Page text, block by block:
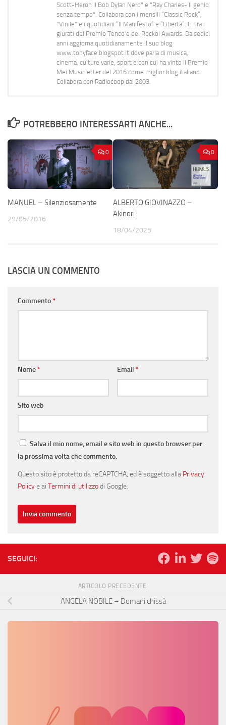
Scott-Heron Il Bob Dylan Nero" e "Ray Charles- Il genio
senza tempo". Collabora con i mensili “Classic Rock”,
"Vinile" e i quotidiani “Il Manifesto” e “Libertà”. E' tra i
giurati del Premio Tenco e del Rockol Awards. Da sedici
anni aggiorna quotidianamente il suo blog
www.tonyface.blogspot.it dove parla di musica,
cinema, culture varie, sport e con cui ha vinto il Premio
Mei Musicletter del 2016 come miglior blog italiano.
Collabora con Radiocoop dal 2003.
POTREBBERO INTERESSARTI ANCHE...
0
MANUEL – Silenziosamente
29/05/2016
0
ALBERTO GIOVINAZZO –
Akinori
18/04/2025
LASCIA UN COMMENTO
Commento*
Nome* Email *
Sito web
Salva il mio nome, email e sito web in questo browser per
la prossima volta che commento.
Questo sito è protetto da reCAPTCHA, ed è soggetto alla Privacy
Policye ai Termini di utilizzodi Google.
SEGUICI:
ARTICOLO PRECEDENTE
ANGELA NOBILE – Domani chissà